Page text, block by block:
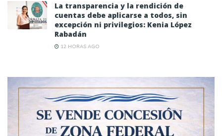
La transparencia y la rendición de
cuentas debe aplicarse a todos, sin
excepción ni privilegios: Kenia López
Rabadán
12 HORAS AGO